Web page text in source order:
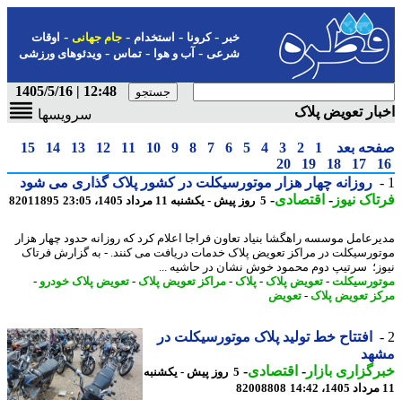
-کرونا-استخدام- جام جهانی-اوقات
شرعی-آب و هوا-تماس-ویدئوهای ورزشی
12:48 | 1405/5/16
تعویض پلاک
سرویسها
بعد 1
2
3
4
5
6
7
8
9
10
11
12
13
14
15
17
18
19
20
روزانه چهار هزار موتورسیکلت در کشور پلاک گذاری می شود
نیوز-اقتصادی-5 روز پیش - یکشنبه 11 مرداد 1405، 23:05 82011895
موسسه راهگشا بنیاد تعاون فراجا اعلام کرد که روزانه حدود چهار هزار
در مراکز تعویض پلاک خدمات دریافت می کنند. - به گزارش فرتاک
سرتیپ دوم محمود خوش نشان در حاشیه ...
-تعویض پلاک -پلاک -مراکز تعویض پلاک -تعویض پلاک خودرو-
تعویض پلاک -تعویض
افتتاح خط تولید پلاک موتورسیکلت در
بازار- اقتصادی- 5 روز پیش - یکشنبه
82008808